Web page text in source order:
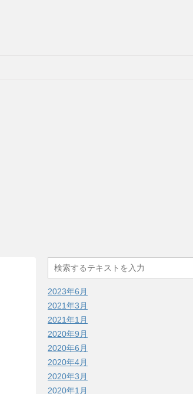
2023年6月
2021年3月
2021年1月
2020年9月
2020年6月
2020年4月
2020年3月
2020年1月